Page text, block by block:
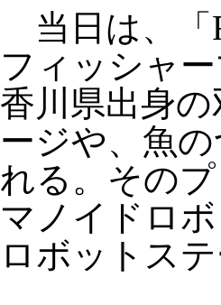
当日は、「
フィッシャ
香川県出身
ージや、魚
れる。その
マノイドロ
ロボットス